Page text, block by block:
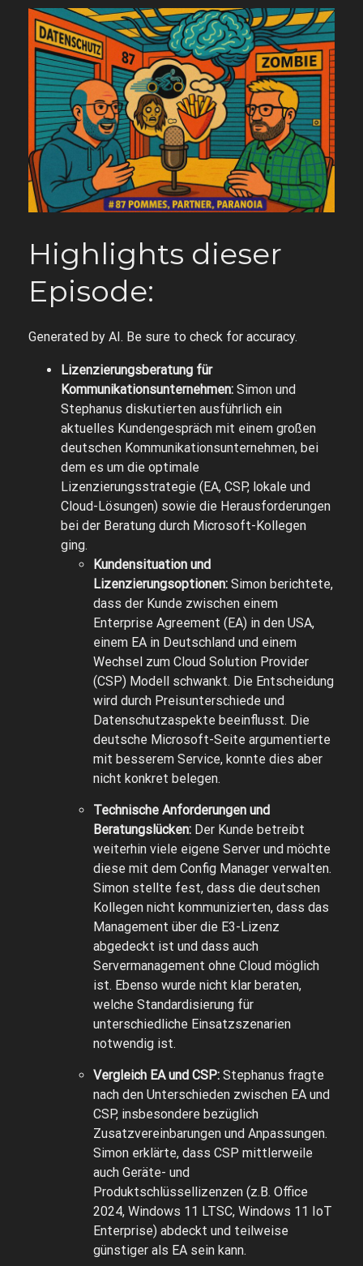
Highlights dieser
Episode:
Generated by AI. Be sure to check for accuracy.
Lizenzierungsberatung für
Kommunikationsunternehmen: Simon und
Stephanus diskutierten ausführlich ein
aktuelles Kundengespräch mit einem großen
deutschen Kommunikationsunternehmen, bei
dem es um die optimale
Lizenzierungsstrategie (EA, CSP, lokale und
Cloud-Lösungen) sowie die Herausforderungen
bei der Beratung durch Microsoft-Kollegen
ging.
Kundensituation und
Lizenzierungsoptionen: Simon berichtete,
dass der Kunde zwischen einem
Enterprise Agreement (EA) in den USA,
einem EA in Deutschland und einem
Wechsel zum Cloud Solution Provider
(CSP) Modell schwankt. Die Entscheidung
wird durch Preisunterschiede und
Datenschutzaspekte beeinflusst. Die
deutsche Microsoft-Seite argumentierte
mit besserem Service, konnte dies aber
nicht konkret belegen.
Technische Anforderungen und
Beratungslücken: Der Kunde betreibt
weiterhin viele eigene Server und möchte
diese mit dem Config Manager verwalten.
Simon stellte fest, dass die deutschen
Kollegen nicht kommunizierten, dass das
Management über die E3-Lizenz
abgedeckt ist und dass auch
Servermanagement ohne Cloud möglich
ist. Ebenso wurde nicht klar beraten,
welche Standardisierung für
unterschiedliche Einsatzszenarien
notwendig ist.
Vergleich EA und CSP: Stephanus fragte
nach den Unterschieden zwischen EA und
CSP, insbesondere bezüglich
Zusatzvereinbarungen und Anpassungen.
Simon erklärte, dass CSP mittlerweile
auch Geräte- und
Produktschlüssellizenzen (z.B. Office
2024, Windows 11 LTSC, Windows 11 IoT
Enterprise) abdeckt und teilweise
günstiger als EA sein kann.